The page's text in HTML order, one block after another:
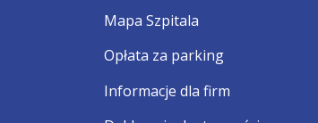
Mapa Szpitala
Opłata za parking
Informacje dla firm